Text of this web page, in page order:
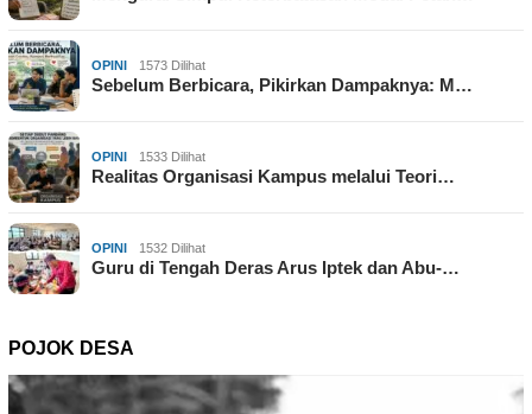
OPINI 1573 Dilihat
Sebelum Berbicara, Pikirkan Dampaknya: M…
OPINI 1533 Dilihat
Realitas Organisasi Kampus melalui Teori…
OPINI 1532 Dilihat
Guru di Tengah Deras Arus Iptek dan Abu-…
POJOK DESA